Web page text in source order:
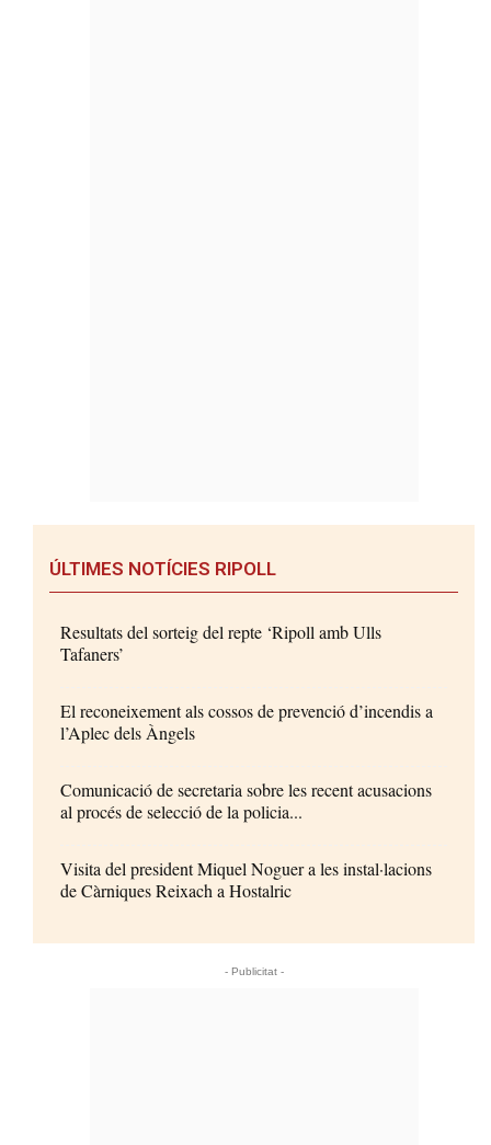
ÚLTIMES NOTÍCIES RIPOLL
Resultats del sorteig del repte ‘Ripoll amb Ulls
Tafaners’
El reconeixement als cossos de prevenció d’incendis a
l’Aplec dels Àngels
Comunicació de secretaria sobre les recent acusacions
al procés de selecció de la policia...
Visita del president Miquel Noguer a les instal·lacions
de Càrniques Reixach a Hostalric
- Publicitat -